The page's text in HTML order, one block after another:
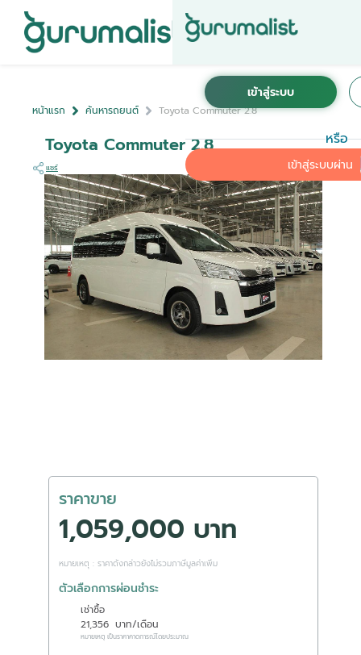
หรือ
เข้าสู่ระบบผ่าน
หน้าแรก ค้นหารถยนต์ Toyota Commuter 2.8
Toyota Commuter 2.8
แชร์
ราคาขาย
1,059,000 บาท
หมายเหตุ : ราคาดังกล่าวยังไม่รวมภาษีมูลค่าเพิ่ม
ตัวเลือกการผ่อนชำระ
เช่าซื้อ
21,356 บาท/เดือน
หมายเหตุ เป็นราคาคาดการณ์โดยประมาณ